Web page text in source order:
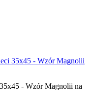
35x45 - Wzór Magnolii